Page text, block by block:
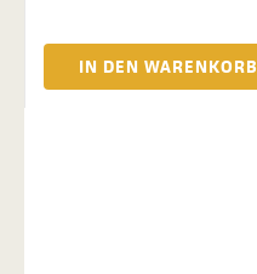
IN DEN WARENKORB